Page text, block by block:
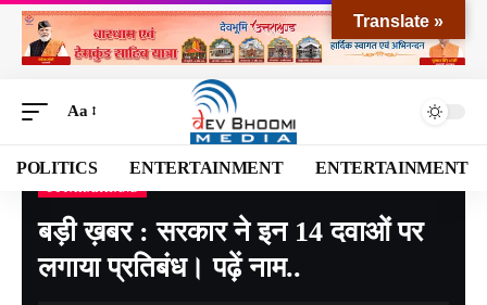
Aa
POLITICS ENTERTAINMENT ENTERTAINMENT
Devbhoomi Media Blog>NATIONAL>UTTARAKHAND>बड़ी ख़बर : सरकार ने इन 14 दवाओं पर लगाया प्रतिबंध। पढ़ें नाम..
बड़ी ख़बर : सरकार ने इन 14 दवाओं पर
लगाया प्रतिबंध। पढ़ें नाम..
Translate »